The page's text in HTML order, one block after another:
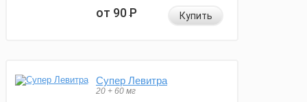
от 90Р Купить
Супер Левитра
20 + 60 мг